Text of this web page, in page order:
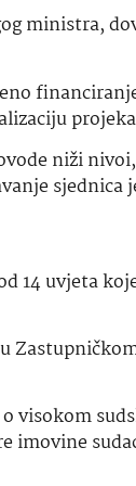
ministra,
niži
sjednica
14 uvjeta
visokom
imovine